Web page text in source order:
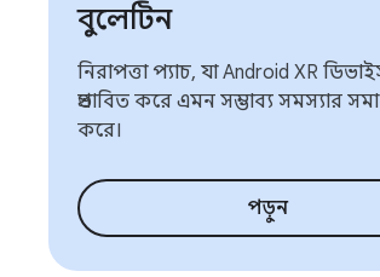
বুলেটিন
নিরাপত্তা প্যাচ, যা Android XR
প্রভাবিত করে এমন সম্ভাব্য সমস্যার
করে।
পড়ুন